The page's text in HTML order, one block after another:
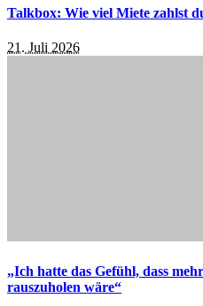
Talkbox: Wie viel Miete zahlst
21. Juli 2026
„Ich hatte das Gefühl, dass
rauszuholen wäre“